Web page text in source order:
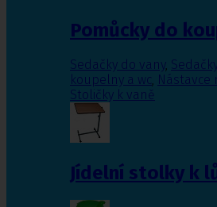
Pomůcky do
Sedačky do vany,
koupelny a wc, Nástavce
Stoličky k vaně
Jídelní stolky k